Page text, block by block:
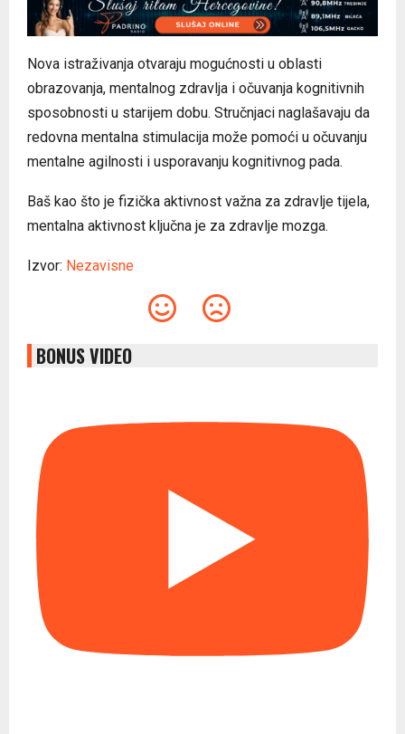
Nova istraživanja otvaraju mogućnosti u oblasti
obrazovanja, mentalnog zdravlja i očuvanja kognitivnih
sposobnosti u starijem dobu. Stručnjaci naglašavaju da
redovna mentalna stimulacija može pomoći u očuvanju
mentalne agilnosti i usporavanju kognitivnog pada.
Baš kao što je fizička aktivnost važna za zdravlje tijela,
mentalna aktivnost ključna je za zdravlje mozga.
Izvor: Nezavisne
BONUS VIDEO